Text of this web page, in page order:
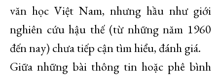
văn học Việt Nam, nhưng hầu như giới
nghiên cứu hậu thế (từ những năm 1960
đến nay) chưa tiếp cận tìm hiểu, đánh giá.
Giữa những bài thông tin hoặc phê bình